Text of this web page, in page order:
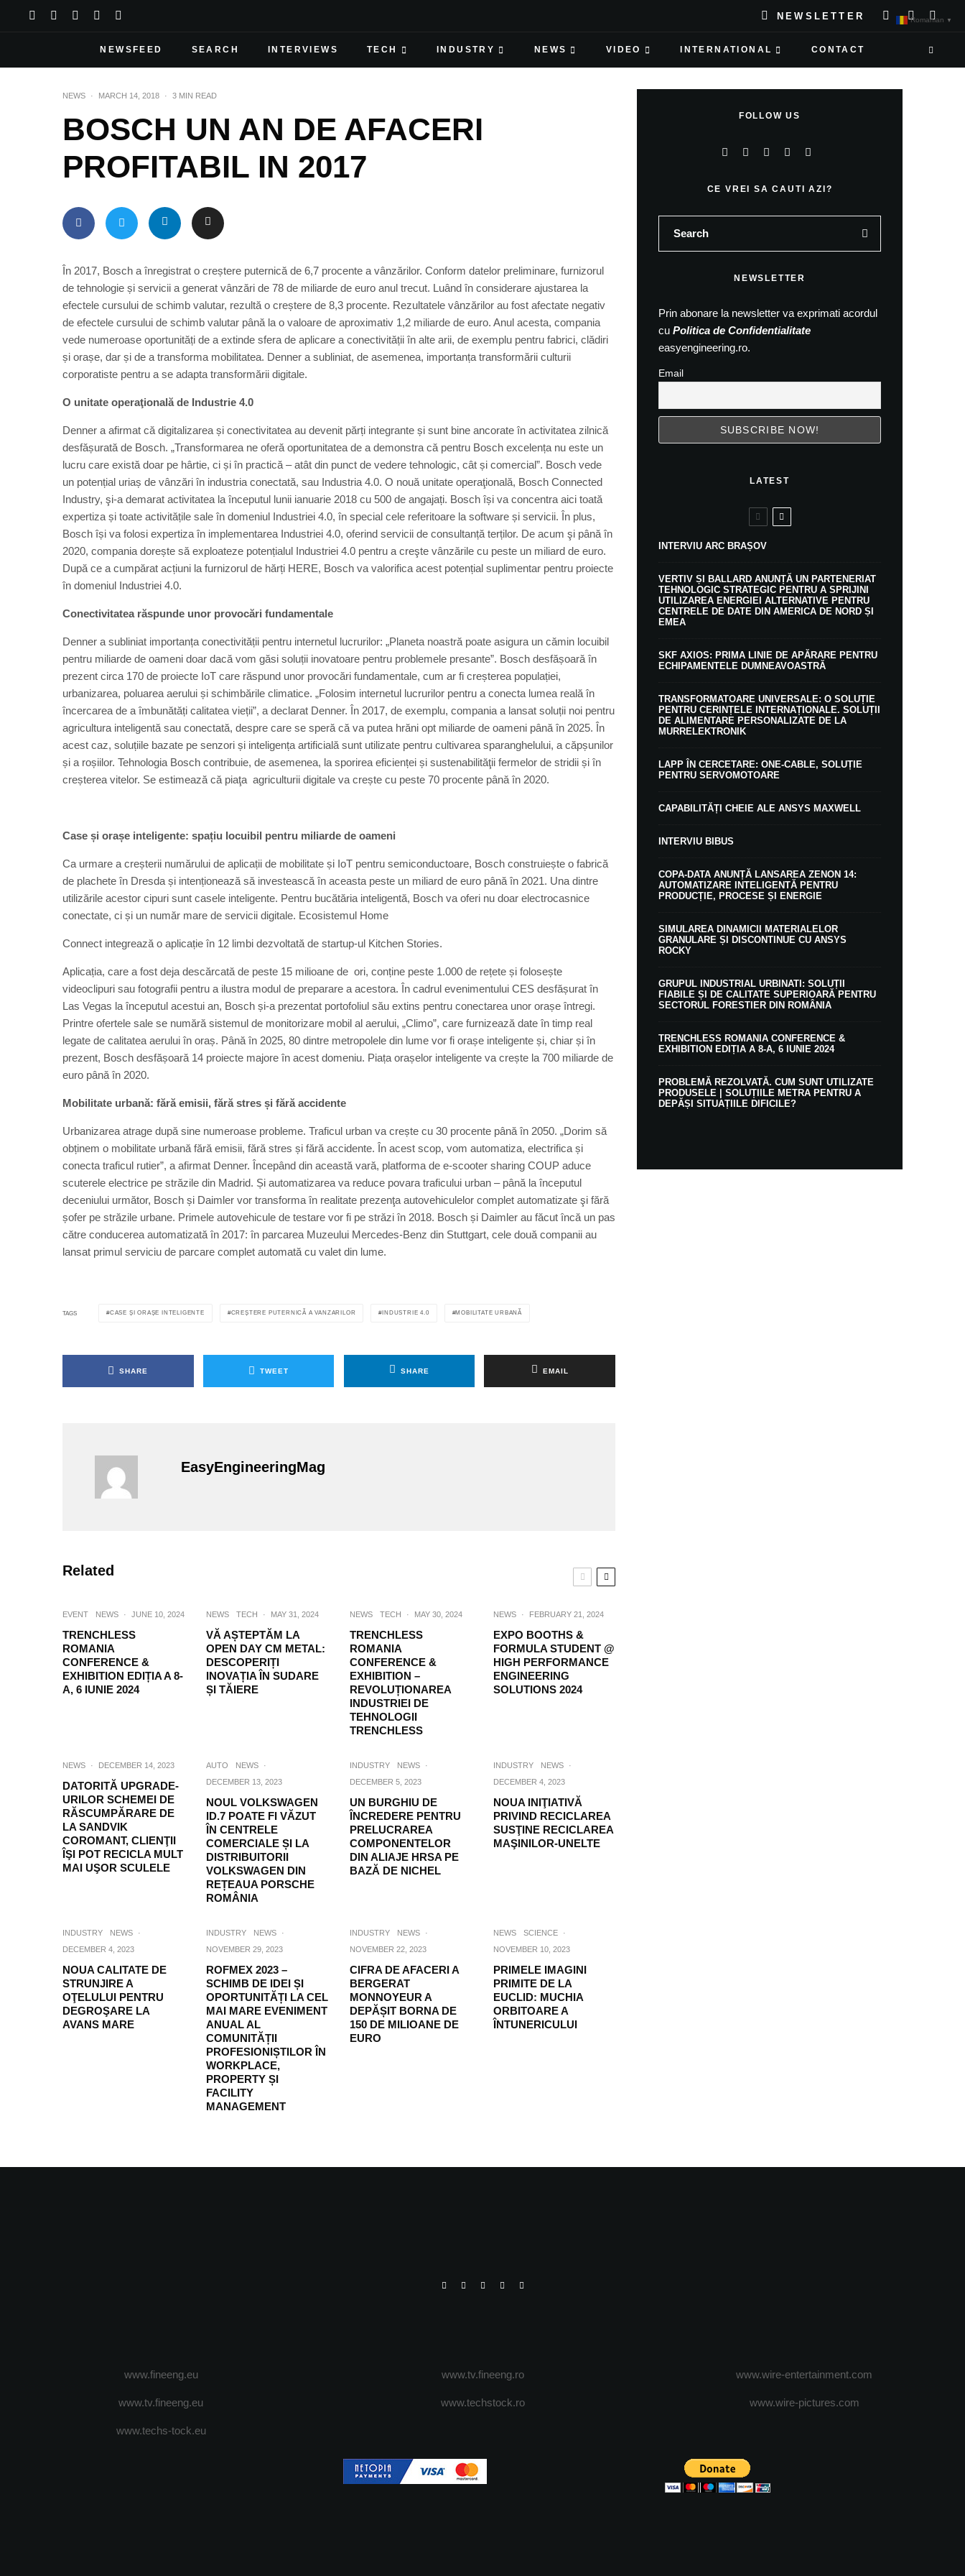
NEWSLETTER
NEWSFEED SEARCH INTERVIEWS TECH INDUSTRY NEWS VIDEO INTERNATIONAL CONTACT
NEWS · MARCH 14, 2018 · 3 MIN READ
BOSCH UN AN DE AFACERI
PROFITABIL IN 2017
În 2017, Bosch a înregistrat o creștere puternică de 6,7 procente a vânzărilor. Conform datelor preliminare, furnizorul
de tehnologie și servicii a generat vânzări de 78 de miliarde de euro anul trecut. Luând în considerare ajustarea la
efectele cursului de schimb valutar, rezultă o creștere de 8,3 procente. Rezultatele vânzărilor au fost afectate negativ
de efectele cursului de schimb valutar până la o valoare de aproximativ 1,2 miliarde de euro. Anul acesta, compania
vede numeroase oportunități de a extinde sfera de aplicare a conectivității în alte arii, de exemplu pentru fabrici, clădiri
și orașe, dar și de a transforma mobilitatea. Denner a subliniat, de asemenea, importanța transformării culturii
corporatiste pentru a se adapta transformării digitale.
O unitate operaţională de Industrie 4.0
Denner a afirmat că digitalizarea și conectivitatea au devenit părți integrante și sunt bine ancorate în activitatea zilnică
desfășurată de Bosch. „Transformarea ne oferă oportunitatea de a demonstra că pentru Bosch excelența nu este un
lucru care există doar pe hârtie, ci și în practică – atât din punct de vedere tehnologic, cât și comercial”. Bosch vede
un potențial uriaș de vânzări în industria conectată, sau Industria 4.0. O nouă unitate operaţională, Bosch Connected
Industry, şi-a demarat activitatea la începutul lunii ianuarie 2018 cu 500 de angajați. Bosch își va concentra aici toată
expertiza și toate activitățile sale în domeniul Industriei 4.0, în special cele referitoare la software și servicii. În plus,
Bosch își va folosi expertiza în implementarea Industriei 4.0, oferind servicii de consultanță terților. De acum şi până în
2020, compania dorește să exploateze potențialul Industriei 4.0 pentru a creşte vânzările cu peste un miliard de euro.
După ce a cumpărat acțiuni la furnizorul de hărți HERE, Bosch va valorifica acest potențial suplimentar pentru proiecte
în domeniul Industriei 4.0.
Conectivitatea răspunde unor provocări fundamentale
Denner a subliniat importanța conectivității pentru internetul lucrurilor: „Planeta noastră poate asigura un cămin locuibil
pentru miliarde de oameni doar dacă vom găsi soluții inovatoare pentru problemele presante”. Bosch desfășoară în
prezent circa 170 de proiecte IoT care răspund unor provocări fundamentale, cum ar fi creșterea populației,
urbanizarea, poluarea aerului și schimbările climatice. „Folosim internetul lucrurilor pentru a conecta lumea reală în
încercarea de a îmbunătăți calitatea vieții”, a declarat Denner. În 2017, de exemplu, compania a lansat soluții noi pentru
agricultura inteligentă sau conectată, despre care se speră că va putea hrăni opt miliarde de oameni până în 2025. În
acest caz, soluțiile bazate pe senzori și inteligența artificială sunt utilizate pentru cultivarea sparanghelului, a căpșunilor
și a roșiilor. Tehnologia Bosch contribuie, de asemenea, la sporirea eficienței și sustenabilităţii fermelor de stridii și în
creșterea vitelor. Se estimează că piaţa agriculturii digitale va crește cu peste 70 procente până în 2020.
Case și orașe inteligente: spațiu locuibil pentru miliarde de oameni
Ca urmare a creșterii numărului de aplicații de mobilitate și IoT pentru semiconductoare, Bosch construiește o fabrică
de plachete în Dresda și intenționează să investească în aceasta peste un miliard de euro până în 2021. Una dintre
utilizările acestor cipuri sunt casele inteligente. Pentru bucătăria inteligentă, Bosch va oferi nu doar electrocasnice
conectate, ci și un număr mare de servicii digitale. Ecosistemul Home
Connect integrează o aplicație în 12 limbi dezvoltată de startup-ul Kitchen Stories.
Aplicația, care a fost deja descărcată de peste 15 milioane de ori, conține peste 1.000 de rețete și folosește
videoclipuri sau fotografii pentru a ilustra modul de preparare a acestora. În cadrul evenimentului CES desfășurat în
Las Vegas la începutul acestui an, Bosch și-a prezentat portofoliul său extins pentru conectarea unor orașe întregi.
Printre ofertele sale se numără sistemul de monitorizare mobil al aerului, „Climo”, care furnizează date în timp real
legate de calitatea aerului în oraș. Până în 2025, 80 dintre metropolele din lume vor fi orașe inteligente și, chiar și în
prezent, Bosch desfășoară 14 proiecte majore în acest domeniu. Piața orașelor inteligente va crește la 700 miliarde de
euro până în 2020.
Mobilitate urbană: fără emisii, fără stres și fără accidente
Urbanizarea atrage după sine numeroase probleme. Traficul urban va crește cu 30 procente până în 2050. „Dorim să
obținem o mobilitate urbană fără emisii, fără stres și fără accidente. În acest scop, vom automatiza, electrifica și
conecta traficul rutier”, a afirmat Denner. Începând din această vară, platforma de e-scooter sharing COUP aduce
scuterele electrice pe străzile din Madrid. Și automatizarea va reduce povara traficului urban – până la începutul
deceniului următor, Bosch și Daimler vor transforma în realitate prezenţa autovehiculelor complet automatizate şi fără
șofer pe străzile urbane. Primele autovehicule de testare vor fi pe străzi în 2018. Bosch și Daimler au făcut încă un pas
către conducerea automatizată în 2017: în parcarea Muzeului Mercedes-Benz din Stuttgart, cele două companii au
lansat primul serviciu de parcare complet automată cu valet din lume.
TAGS CASE ȘI ORAȘE INTELIGENTE CREȘTERE PUTERNICĂ A VANZARILOR INDUSTRIE 4.0 MOBILITATE URBANĂ
SHARE TWEET SHARE EMAIL
EasyEngineeringMag
Related
EVENT NEWS · JUNE 10, 2024
TRENCHLESS
ROMANIA
CONFERENCE &
EXHIBITION EDIȚIA A 8-
A, 6 IUNIE 2024
NEWS TECH · MAY 31, 2024
VĂ AȘTEPTĂM LA
OPEN DAY CM METAL:
DESCOPERIȚI
INOVAȚIA ÎN SUDARE
ȘI TĂIERE
NEWS TECH · MAY 30, 2024
TRENCHLESS
ROMANIA
CONFERENCE &
EXHIBITION –
REVOLUȚIONAREA
INDUSTRIEI DE
TEHNOLOGII
TRENCHLESS
NEWS · FEBRUARY 21, 2024
EXPO BOOTHS &
FORMULA STUDENT @
HIGH PERFORMANCE
ENGINEERING
SOLUTIONS 2024
NEWS · DECEMBER 14, 2023
DATORITĂ UPGRADE-
URILOR SCHEMEI DE
RĂSCUMPĂRARE DE
LA SANDVIK
COROMANT, CLIENŢII
ÎŞI POT RECICLA MULT
MAI UŞOR SCULELE
AUTO NEWS
·
DECEMBER 13, 2023
NOUL VOLKSWAGEN
ID.7 POATE FI VĂZUT
ÎN CENTRELE
COMERCIALE ȘI LA
DISTRIBUITORII
VOLKSWAGEN DIN
REȚEAUA PORSCHE
ROMÂNIA
INDUSTRY NEWS
·
DECEMBER 5, 2023
UN BURGHIU DE
ÎNCREDERE PENTRU
PRELUCRAREA
COMPONENTELOR
DIN ALIAJE HRSA PE
BAZĂ DE NICHEL
INDUSTRY NEWS
·
DECEMBER 4, 2023
NOUA INIŢIATIVĂ
PRIVIND RECICLAREA
SUSŢINE RECICLAREA
MAŞINILOR-UNELTE
INDUSTRY NEWS
·
DECEMBER 4, 2023
NOUA CALITATE DE
STRUNJIRE A
OŢELULUI PENTRU
DEGROŞARE LA
AVANS MARE
INDUSTRY NEWS
·
NOVEMBER 29, 2023
ROFMEX 2023 –
SCHIMB DE IDEI ȘI
OPORTUNITĂȚI LA CEL
MAI MARE EVENIMENT
ANUAL AL
COMUNITĂȚII
PROFESIONIȘTILOR ÎN
WORKPLACE,
PROPERTY ȘI
FACILITY
MANAGEMENT
INDUSTRY NEWS
·
NOVEMBER 22, 2023
CIFRA DE AFACERI A
BERGERAT
MONNOYEUR A
DEPĂȘIT BORNA DE
150 DE MILIOANE DE
EURO
NEWS SCIENCE
·
NOVEMBER 10, 2023
PRIMELE IMAGINI
PRIMITE DE LA
EUCLID: MUCHIA
ORBITOARE A
ÎNTUNERICULUI
FOLLOW US
CE VREI SA CAUTI AZI?
NEWSLETTER
Prin abonare la newsletter va exprimati acordul
cu Politica de Confidentialitate
easyengineering.ro.
Email
LATEST
INTERVIU ARC BRAȘOV
VERTIV ȘI BALLARD ANUNȚĂ UN PARTENERIAT
TEHNOLOGIC STRATEGIC PENTRU A SPRIJINI
UTILIZAREA ENERGIEI ALTERNATIVE PENTRU
CENTRELE DE DATE DIN AMERICA DE NORD ȘI
EMEA
SKF AXIOS: PRIMA LINIE DE APĂRARE PENTRU
ECHIPAMENTELE DUMNEAVOASTRĂ
TRANSFORMATOARE UNIVERSALE: O SOLUȚIE
PENTRU CERINȚELE INTERNAȚIONALE. SOLUȚII
DE ALIMENTARE PERSONALIZATE DE LA
MURRELEKTRONIK
LAPP ÎN CERCETARE: ONE-CABLE, SOLUȚIE
PENTRU SERVOMOTOARE
CAPABILITĂȚI CHEIE ALE ANSYS MAXWELL
INTERVIU BIBUS
COPA-DATA ANUNȚĂ LANSAREA ZENON 14:
AUTOMATIZARE INTELIGENTĂ PENTRU
PRODUCȚIE, PROCESE ȘI ENERGIE
SIMULAREA DINAMICII MATERIALELOR
GRANULARE ȘI DISCONTINUE CU ANSYS
ROCKY
GRUPUL INDUSTRIAL URBINATI: SOLUȚII
FIABILE ȘI DE CALITATE SUPERIOARĂ PENTRU
SECTORUL FORESTIER DIN ROMÂNIA
TRENCHLESS ROMANIA CONFERENCE &
EXHIBITION EDIȚIA A 8-A, 6 IUNIE 2024
PROBLEMĂ REZOLVATĂ. CUM SUNT UTILIZATE
PRODUSELE | SOLUȚIILE METRA PENTRU A
DEPĂȘI SITUAȚIILE DIFICILE?
www.fineeng.eu
www.tv.fineeng.eu
www.techs-tock.eu
www.tv.fineeng.ro
www.techstock.ro
www.wire-entertainment.com
www.wire-pictures.com
Romanian ▼